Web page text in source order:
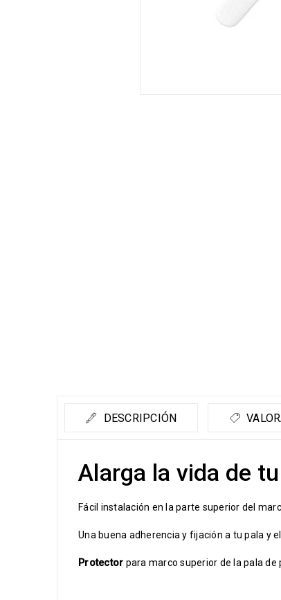
DESCRIPCIÓN
Alarga la vida de
Fácil instalación en la parte superior del
Una buena adherencia y fijación a tu pala y
Protector para marco superior de la pala